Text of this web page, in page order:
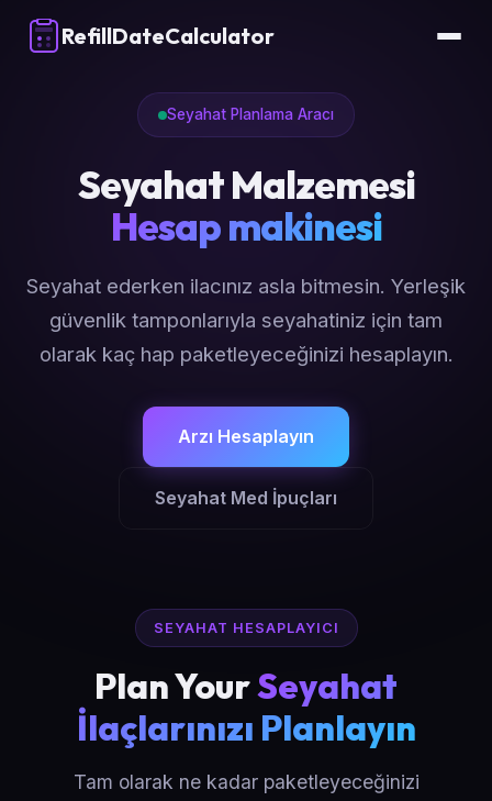
RefillDateCalculator
Seyahat Planlama Aracı
Seyahat Malzemesi
Hesap makinesi
Seyahat ederken ilacınız asla bitmesin. Yerleşik
güvenlik tamponlarıyla seyahatiniz için tam
olarak kaç hap paketleyeceğinizi hesaplayın.
Arzı Hesaplayın
Seyahat Med İpuçları
SEYAHAT HESAPLAYICI
Plan YourSeyahat
İlaçlarınızı Planlayın
Tam olarak ne kadar paketleyeceğinizi